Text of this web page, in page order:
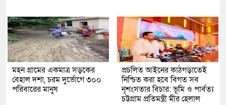
মহন গ্রামের একমাত্র সড়কের
বেহাল দশা, চরম দুর্ভোগে ৩০০
পরিবারের মানুষ
প্রচলিত আইনের কাঠগড়াতেই
নিশ্চিত করা হবে বিগত সব
নৃশংসতার বিচার: ভূমি ও পার্বত্য
চট্টগ্রাম প্রতিমন্ত্রী মীর হেলাল